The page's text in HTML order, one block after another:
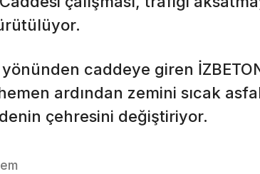
caddeye giren
ardından zemini sıcak
çehresini değiştiriyor.